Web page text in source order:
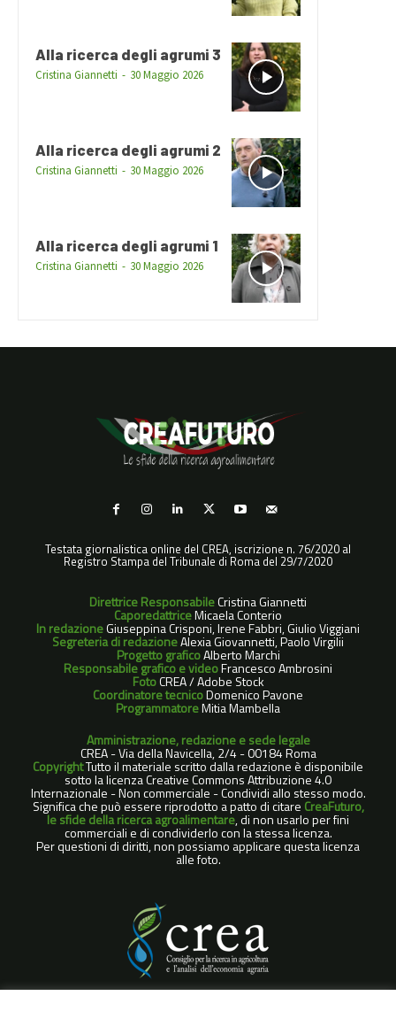
Alla ricerca degli agrumi 3
Cristina Giannetti - 30 Maggio 2026
Alla ricerca degli agrumi 2
Cristina Giannetti - 30 Maggio 2026
Alla ricerca degli agrumi 1
Cristina Giannetti - 30 Maggio 2026
Testata giornalistica online del CREA, iscrizione n. 76/2020 al
Registro Stampa del Tribunale di Roma del 29/7/2020
Direttrice ResponsabileCristina Giannetti
CaporedattriceMicaela Conterio
In redazioneGiuseppina Crisponi, Irene Fabbri, Giulio Viggiani
Segreteria di redazioneAlexia Giovannetti, Paolo Virgilii
Progetto graficoAlberto Marchi
Responsabile grafico e videoFrancesco Ambrosini
FotoCREA / Adobe Stock
Coordinatore tecnicoDomenico Pavone
ProgrammatoreMitia Mambella
Amministrazione, redazione e sede legale
CREA - Via della Navicella, 2/4 - 00184 Roma
CopyrightTutto il materiale scritto dalla redazione è disponibile
sotto la licenza Creative Commons Attribuzione 4.0
Internazionale - Non commerciale - Condividi allo stesso modo.
Significa che può essere riprodotto a patto di citare CreaFuturo,
le sfide della ricerca agroalimentare, di non usarlo per fini
commerciali e di condividerlo con la stessa licenza.
Per questioni di diritti, non possiamo applicare questa licenza
alle foto.